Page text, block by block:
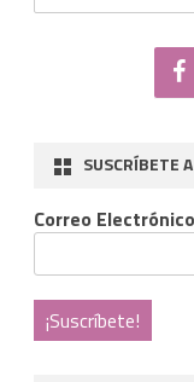
por:
SUSCRÍBETE
Correo Electrónico